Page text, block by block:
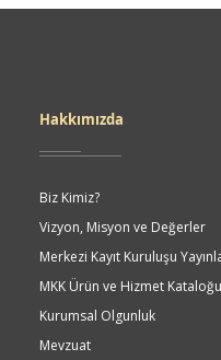
Hakkımızda
Biz Kimiz?
Vizyon, Misyon ve Değerler
Merkezi Kayıt Kuruluşu
MKK Ürün ve Hizmet Kataloğu
Kurumsal Olgunluk
Mevzuat